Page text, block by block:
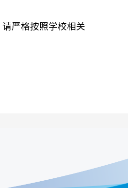
严格按照学校相关